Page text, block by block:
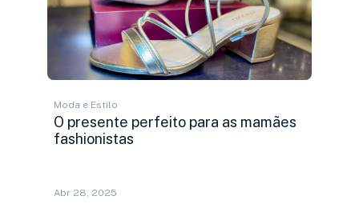
Moda e Estilo
O presente perfeito para as mamães
fashionistas
Abr 28, 2025